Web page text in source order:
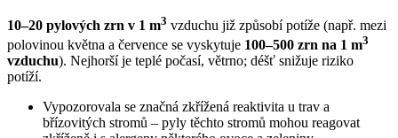
10–20 pylových zrn v 1 m3 vzduchu již způsobí potíže (např. mezi
polovinou května a července se vyskytuje 100–500 zrn na 1 m3
vzduchu). Nejhorší je teplé počasí, větrno; déšť snižuje riziko
potíží.
Vypozorovala se značná zkřížená reaktivita u trav a
břízovitých stromů – pyly těchto stromů mohou reagovat